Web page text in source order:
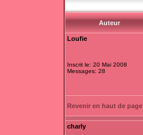
Auteur
Loufie
Inscrit le: 20 Mai 2008
Messages: 28
Revenir en haut de page
charly